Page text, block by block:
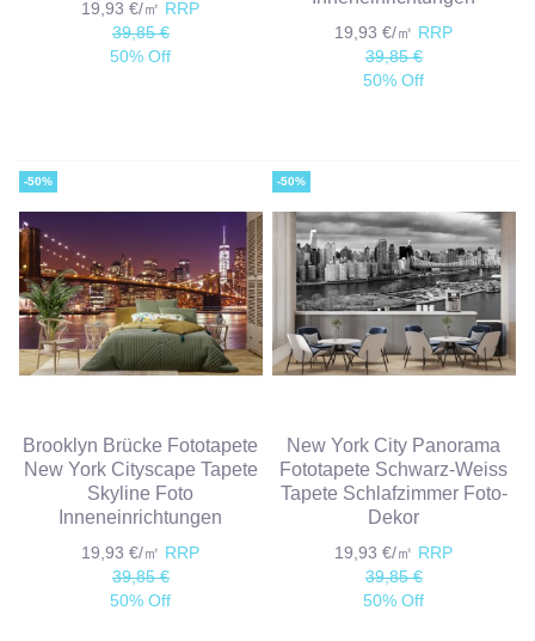
19,93 €/㎡ RRP
39,85 €
50% Off
19,93 €/㎡ RRP
39,85 €
50% Off
-50%
Brooklyn Brücke Fototapete
New York Cityscape Tapete
Skyline Foto
Inneneinrichtungen
19,93 €/㎡ RRP
39,85 €
50% Off
-50%
New York City Panorama
Fototapete Schwarz-Weiss
Tapete Schlafzimmer Foto-
Dekor
19,93 €/㎡ RRP
39,85 €
50% Off